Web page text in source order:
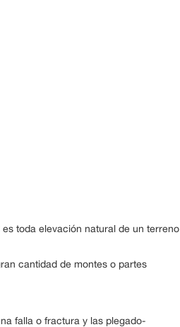
toda elevación natural de un terreno
cantidad de montes o partes
falla o fractura y las plegado-